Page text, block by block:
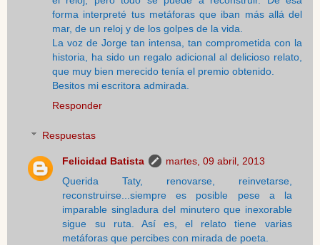
forma interpreté tus metáforas que iban más allá del
mar, de un reloj y de los golpes de la vida.
La voz de Jorge tan intensa, tan comprometida con la
historia, ha sido un regalo adicional al delicioso relato,
que muy bien merecido tenía el premio obtenido.
Besitos mi escritora admirada.
Responder
Respuestas
Felicidad Batista
martes, 09 abril, 2013
Querida Taty, renovarse, reinvetarse,
reconstruirse...siempre es posible pese a la
imparable singladura del minutero que inexorable
sigue su ruta. Así es, el relato tiene varias
metáforas que percibes con mirada de poeta.